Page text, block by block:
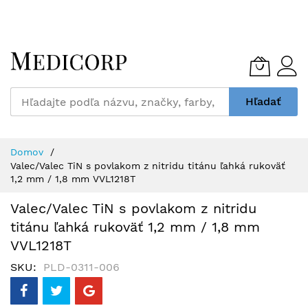
to
Content
Hľadať
Domov
Valec/Valec TiN s povlakom z nitridu titánu ľahká rukoväť
1,2 mm / 1,8 mm VVL1218T
Valec/Valec TiN s povlakom z nitridu
titánu ľahká rukoväť 1,2 mm / 1,8 mm
VVL1218T
SKU PLD-0311-006